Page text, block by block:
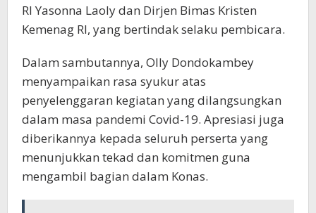
RI Yasonna Laoly dan Dirjen Bimas Kristen
Kemenag RI, yang bertindak selaku pembicara.
Dalam sambutannya, Olly Dondokambey
menyampaikan rasa syukur atas
penyelenggaran kegiatan yang dilangsungkan
dalam masa pandemi Covid-19. Apresiasi juga
diberikannya kepada seluruh perserta yang
menunjukkan tekad dan komitmen guna
mengambil bagian dalam Konas.